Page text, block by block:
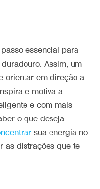
essencial para
Assim, um
orientar em direção a
e motiva a
e com mais
o que deseja
sua energia no
as distrações que te